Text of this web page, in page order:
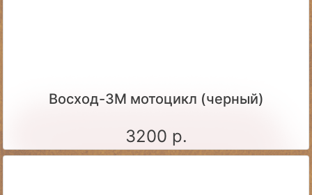
Восход-3М мотоцикл (черный)
3200 р.